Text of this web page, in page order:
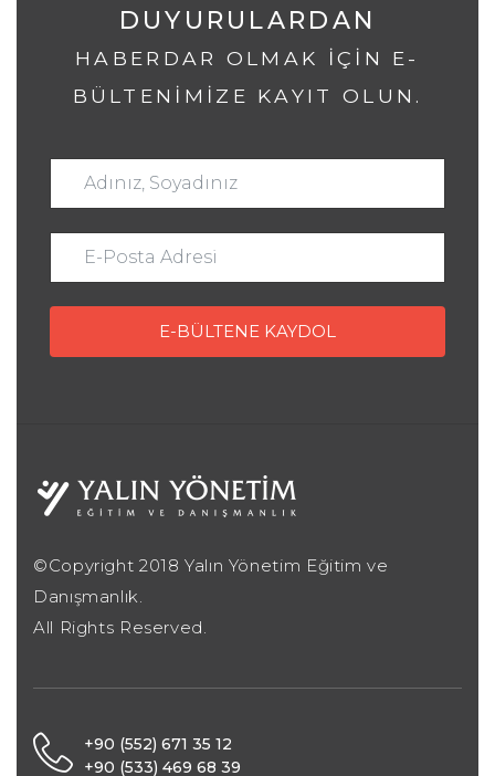
DUYURULARDAN
HABERDAR OLMAK IÇIN E-
BÜLTENIMIZE KAYIT OLUN.
©Copyright 2018 Yalın Yönetim Eğitim ve
Danışmanlık.
All Rights Reserved.
+90 (552) 671 35 12
+90 (533) 469 68 39